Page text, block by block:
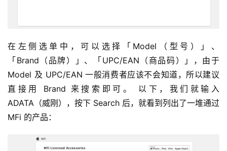
在左侧选单中，可以选择「Model（型号）」、
「Brand（品牌）」、「UPC/EAN（商品码）」，由于
Model 及 UPC/EAN 一般消费者应该不会知道，所以建议
直接用 Brand 来搜索即可。 以下，我们就输入
ADATA（威刚），按下 Search 后，就看到列出了一堆通过
MFi 的产品：